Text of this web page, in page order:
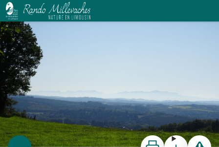
Entre Vienne et Diège
J.Primpier - PNRML
ImprimerTéléchargerSignaler